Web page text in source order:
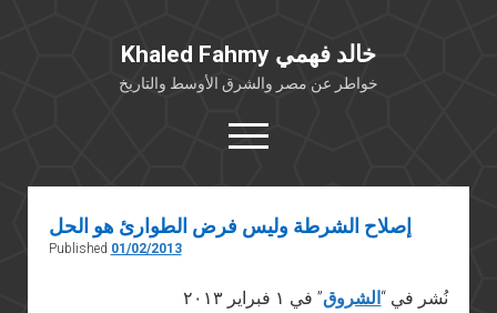
Khaled Fahmy خالد فهمي
خواطر عن مصر والشرق الأوسط والتاريخ
open
menu
twitterfacebook
كتابات أكاديمية
إصلاح الشرطة وليس فرض الطوارئ هو الحل
Published 01/02/2013
نُشر في “الشروق” في ١ فبراير ٢٠١٣